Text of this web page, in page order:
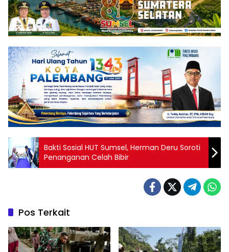
Bakti Sosial HUT Sumsel, Herman Deru Soroti
Penanganan Celah Bibir
Pos Terkait